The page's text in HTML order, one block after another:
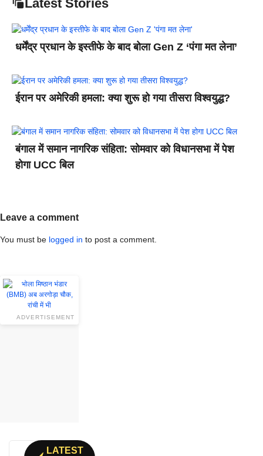
Latest Stories
धर्मेंद्र प्रधान के इस्तीफे के बाद बोला Gen Z ‘पंगा मत लेना’
ईरान पर अमेरिकी हमला: क्या शुरू हो गया तीसरा विश्वयुद्ध?
बंगाल में समान नागरिक संहिता: सोमवार को विधानसभा में पेश
होगा UCC बिल
Leave a comment
You must be logged in to post a comment.
ADVERTISEMENT
LATEST